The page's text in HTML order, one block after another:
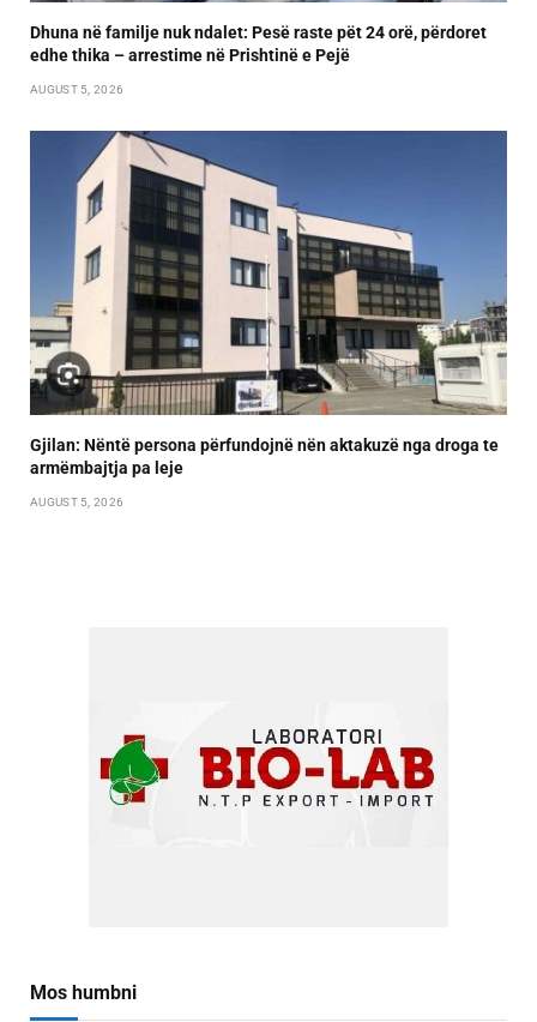
Dhuna në familje nuk ndalet: Pesë raste pët 24 orë, përdoret
edhe thika – arrestime në Prishtinë e Pejë
AUGUST 5, 2026
Gjilan: Nëntë persona përfundojnë nën aktakuzë nga droga te
armëmbajtja pa leje
AUGUST 5, 2026
Mos humbni